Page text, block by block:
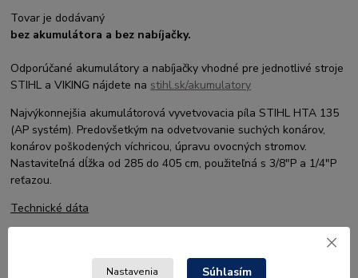
Tovar je dodávaný
bez akumulátora a bez nabíjačky.
Odporúčané akumulátory a nabíjačky vhodné pre jednotlivé stroje
STIHL a VIKING nájdete na stihl.sk/akumulatory
Najvýkonnejšia akumulátorová vyvetvovacia píla STIHL HTA 135
(AP systém). Predovšetkým na odvetvovanie suchých konárov,
konárov poškodených víchricou, úpravu ovocných stromov.
Nastaviteľná dĺžka od 285 do 405 cm, použiteľná s 3/8″P a 1/4″P
reťazou.
Technické dáta
Menovité napätie
36V
6,8**
Nastavenia Súhlasím